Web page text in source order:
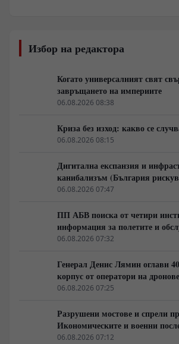
Избор на редактора
Когато универсалният свят
завръщането на империите
06.08.2026 08:38
Криза без изход: какво се
06.08.2026 08:15
Дигитална експанзия и
канибализъм (България
дигиталната трансформация на
06.08.2026 07:47
ПП АБВ поиска от четири
информация за полетите и
чужди военни самолети у нас
06.08.2026 07:32
Генерал Денис Лямин оглави
корпус от оператори на
06.08.2026 07:25
Разрушени мостове и спрели
Икономическите и военни
руска въздушна кампания
06.08.2026 07:12